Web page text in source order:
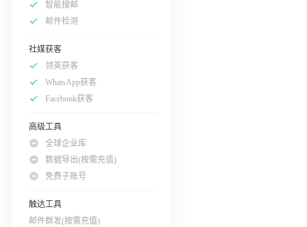
智能搜邮
邮件检测
社媒获客
领英获客
WhatsApp获客
Facebook获客
高级工具
全球企业库
数据导出(按需充值)
免费子账号
触达工具
邮件群发(按需充值)